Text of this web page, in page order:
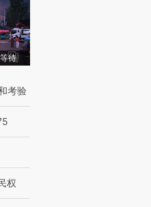
待
考验
权